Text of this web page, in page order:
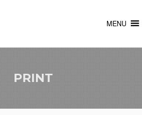
MENU
PRINT